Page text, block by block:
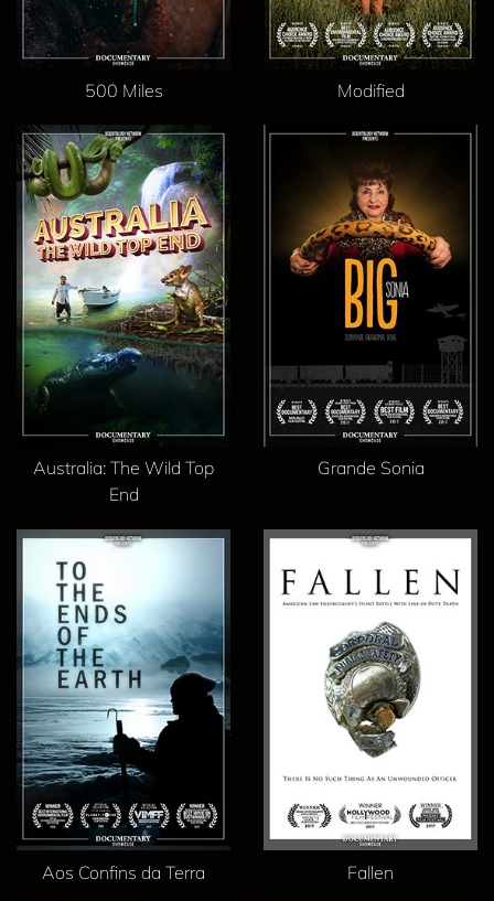
500 Miles Modified
Australia: The Wild Top
End
Grande Sonia
Aos Confins da Terra Fallen